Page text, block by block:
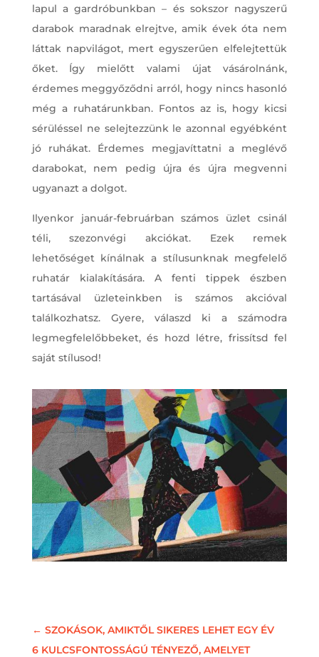
lapul a gardróbunkban – és sokszor nagyszerű
darabok maradnak elrejtve, amik évek óta nem
láttak napvilágot, mert egyszerűen elfelejtettük
őket. Így mielőtt valami újat vásárolnánk,
érdemes meggyőződni arról, hogy nincs hasonló
még a ruhatárunkban. Fontos az is, hogy kicsi
sérüléssel ne selejtezzünk le azonnal egyébként
jó ruhákat. Érdemes megjavíttatni a meglévő
darabokat, nem pedig újra és újra megvenni
ugyanazt a dolgot.
Ilyenkor január-februárban számos üzlet csinál
téli, szezonvégi akciókat. Ezek remek
lehetőséget kínálnak a stílusunknak megfelelő
ruhatár kialakítására. A fenti tippek észben
tartásával üzleteinkben is számos akcióval
találkozhatsz. Gyere, válaszd ki a számodra
legmegfelelőbbeket, és hozd létre, frissítsd fel
saját stílusod!
← SZOKÁSOK, AMIKTŐL SIKERES LEHET EGY ÉV
6 KULCSFONTOSSÁGÚ TÉNYEZŐ, AMELYET